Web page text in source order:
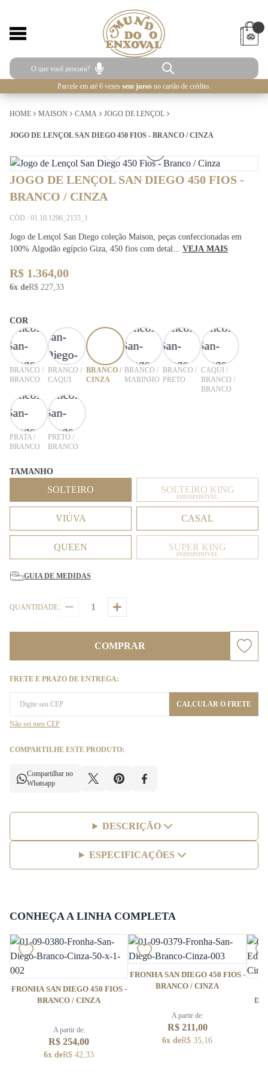
Parcele em até 6 vezes sem juros no cartão de crédito.
HOME MAISON CAMA JOGO DE LENÇOL
JOGO DE LENÇOL SAN DIEGO 450 FIOS - BRANCO / CINZA
JOGO DE LENÇOL SAN DIEGO 450 FIOS -
BRANCO / CINZA
CÓD.: 01.10.1296_2155_1
Jogo de Lençol San Diego coleção Maison, peças confeccionadas em
100% Algodão egípcio Giza, 450 fios com detal... VEJA MAIS
R$ 1.364,00
6x deR$ 227,33
COR
BRANCO /
BRANCO
BRANCO /
CAQUI
BRANCO /
CINZA
BRANCO /
MARINHO
BRANCO /
PRETO
CAQUI /
BRANCO /
BRANCO
PRATA /
BRANCO
PRETO /
BRANCO
TAMANHO
SOLTEIRO SOLTEIRO KING
INDISPONÍVEL
VIÚVA CASAL
QUEEN SUPER KING
INDISPONÍVEL
GUIA DE MEDIDAS
QUANTIDADE:
COMPRAR
FRETE E PRAZO DE ENTREGA:
CALCULAR O FRETE
Não sei meu CEP
COMPARTILHE ESTE PRODUTO:
Compartilhar no
Whatsapp
DESCRIÇÃO
ESPECIFICAÇÕES
CONHEÇA A LINHA COMPLETA
FRONHA SAN DIEGO 450 FIOS -
BRANCO / CINZA
A partir de:
R$ 254,00
6x deR$ 42,33
FRONHA SAN DIEGO 450 FIOS -
BRANCO / CINZA
A partir de:
R$ 211,00
6x deR$ 35,16